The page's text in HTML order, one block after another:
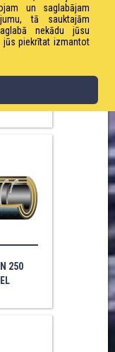
250
250
un saglabājam
tā sauktajām
nekādu jūsu
piekrītat izmantot